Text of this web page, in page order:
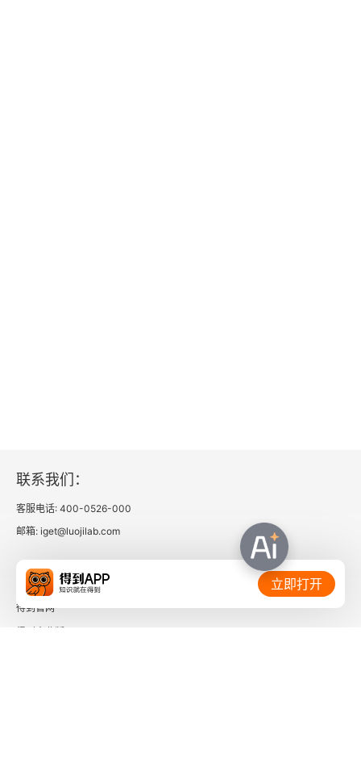
0% 死了这样的状态。」我第一次听到「人每天都
会死一点」这个说法的时候，有些震惊，它冲垮了
我原来的想法：人是嘎嘣一下，脆脆地死掉的。但
人的死亡是个缓慢的过程，大部分死亡都是衰老的
结果。衰老会先让人失去力量，再失去平衡，然后
开始失去记忆…… 就像一个「血槽」一样，血是一
联系我们：
客服电话: 400-0526-000
邮箱: iget@luojilab.com
相关链接：
得到官网
立即打开